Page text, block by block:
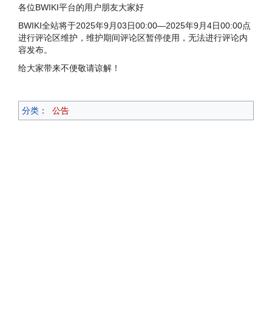
各位BWIKI平台的用户朋友大家好
BWIKI全站将于2025年9月03日00:00—2025年9月4日00:00点
进行评论区维护，维护期间评论区暂停使用，无法进行评论内
容发布。
给大家带来不便敬请谅解！
分类 ： 公告